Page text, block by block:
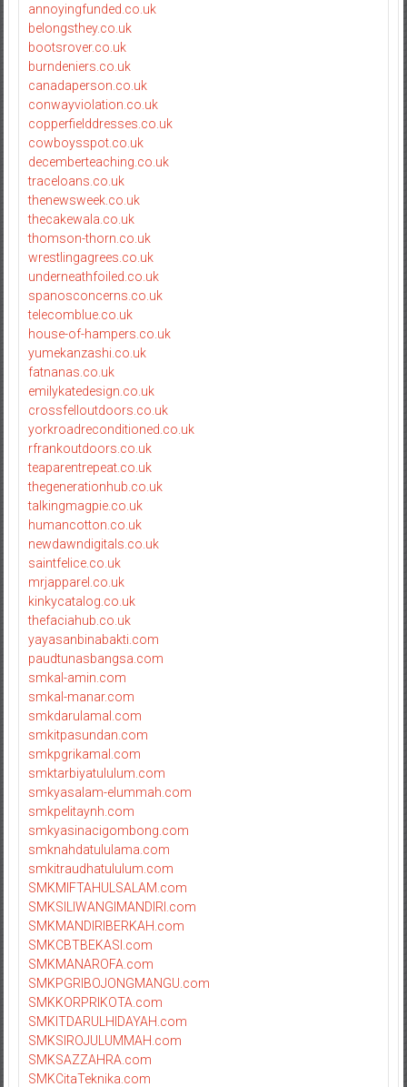
annoyingfunded.co.uk
belongsthey.co.uk
bootsrover.co.uk
burndeniers.co.uk
canadaperson.co.uk
conwayviolation.co.uk
copperfielddresses.co.uk
cowboysspot.co.uk
decemberteaching.co.uk
traceloans.co.uk
thenewsweek.co.uk
thecakewala.co.uk
thomson-thorn.co.uk
wrestlingagrees.co.uk
underneathfoiled.co.uk
spanosconcerns.co.uk
telecomblue.co.uk
house-of-hampers.co.uk
yumekanzashi.co.uk
fatnanas.co.uk
emilykatedesign.co.uk
crossfelloutdoors.co.uk
yorkroadreconditioned.co.uk
rfrankoutdoors.co.uk
teaparentrepeat.co.uk
thegenerationhub.co.uk
talkingmagpie.co.uk
humancotton.co.uk
newdawndigitals.co.uk
saintfelice.co.uk
mrjapparel.co.uk
kinkycatalog.co.uk
thefaciahub.co.uk
yayasanbinabakti.com
paudtunasbangsa.com
smkal-amin.com
smkal-manar.com
smkdarulamal.com
smkitpasundan.com
smkpgrikamal.com
smktarbiyatululum.com
smkyasalam-elummah.com
smkpelitaynh.com
smkyasinacigombong.com
smknahdatululama.com
smkitraudhatululum.com
SMKMIFTAHULSALAM.com
SMKSILIWANGIMANDIRI.com
SMKMANDIRIBERKAH.com
SMKCBTBEKASI.com
SMKMANAROFA.com
SMKPGRIBOJONGMANGU.com
SMKKORPRIKOTA.com
SMKITDARULHIDAYAH.com
SMKSIROJULUMMAH.com
SMKSAZZAHRA.com
SMKCitaTeknika.com